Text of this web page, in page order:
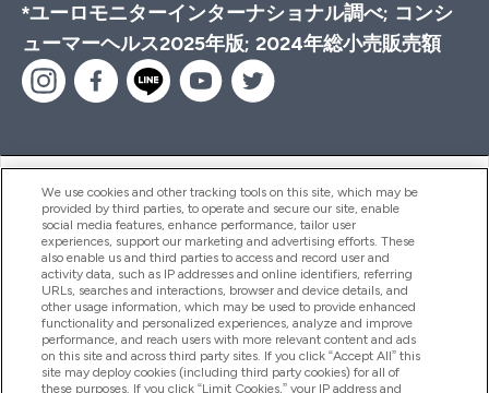
*ユーロモニターインターナショナル調べ; コンシ
ューマーヘルス2025年版; 2024年総小売販売額
ヘルプ＆ガイド
商品について
会社概要
We use cookies and other tracking tools on this site, which may be
provided by third parties, to operate and secure our site, enable
social media features, enhance performance, tailor user
experiences, support our marketing and advertising efforts. These
also enable us and third parties to access and record user and
activity data, such as IP addresses and online identifiers, referring
URLs, searches and interactions, browser and device details, and
other usage information, which may be used to provide enhanced
functionality and personalized experiences, analyze and improve
performance, and reach users with more relevant content and ads
on this site and across third party sites. If you click “Accept All” this
site may deploy cookies (including third party cookies) for all of
these purposes. If you click “Limit Cookies,” your IP address and